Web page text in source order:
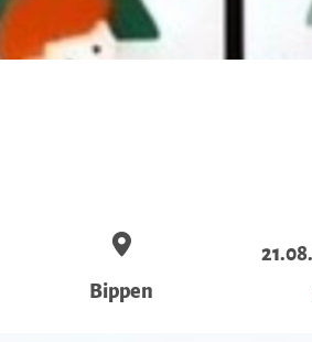
Bippen